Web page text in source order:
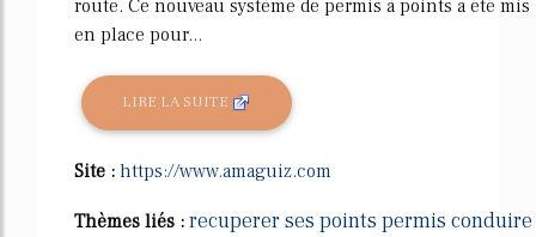
route. Ce nouveau système de permis à points a été mis
en place pour...
LIRE LA SUITE
Site : https://www.amaguiz.com
Thèmes liés : recuperer ses points permis conduire